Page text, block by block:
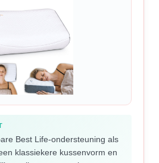
Best Life-ondersteuning als
klassiekere kussenvorm en